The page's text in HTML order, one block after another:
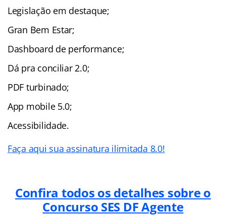
Legislação em destaque;
Gran Bem Estar;
Dashboard de performance;
Dá pra conciliar 2.0;
PDF turbinado;
App mobile 5.0;
Acessibilidade.
Faça aqui sua assinatura ilimitada 8.0!
Confira todos os detalhes sobre o
Concurso SES DF Agente